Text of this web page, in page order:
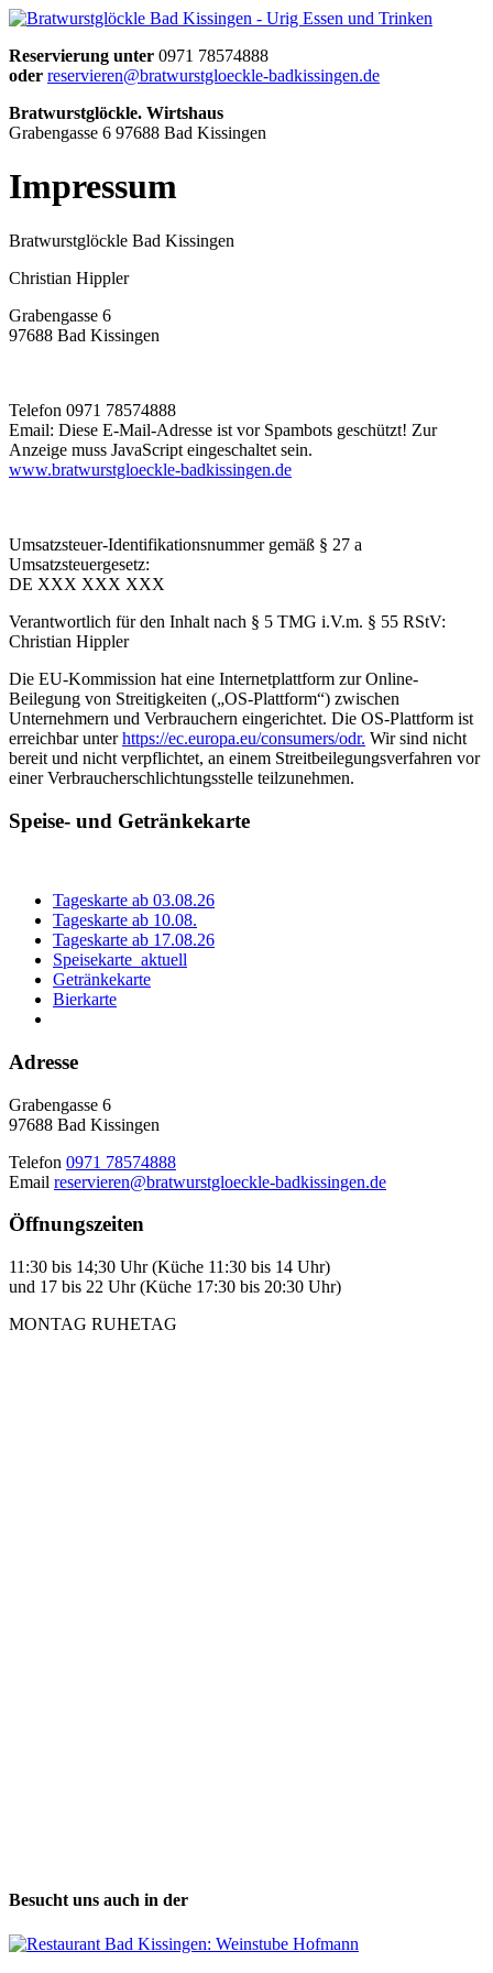
Reservierung unter 0971 78574888
oder reservieren@bratwurstgloeckle-badkissingen.de
Bratwurstglöckle. Wirtshaus
Grabengasse 6 97688 Bad Kissingen
Impressum
Bratwurstglöckle Bad Kissingen
Christian Hippler
Grabengasse 6
97688 Bad Kissingen
Telefon 0971 78574888
Email: Diese E-Mail-Adresse ist vor Spambots geschützt! Zur
Anzeige muss JavaScript eingeschaltet sein.
www.bratwurstgloeckle-badkissingen.de
Umsatzsteuer-Identifikationsnummer gemäß § 27 a
Umsatzsteuergesetz:
DE XXX XXX XXX
Verantwortlich für den Inhalt nach § 5 TMG i.V.m. § 55 RStV:
Christian Hippler
Die EU-Kommission hat eine Internetplattform zur Online-
Beilegung von Streitigkeiten („OS-Plattform“) zwischen
Unternehmern und Verbrauchern eingerichtet. Die OS-Plattform ist
erreichbar unterhttps://ec.europa.eu/consumers/odr. Wir sind nicht
bereit und nicht verpflichtet, an einem Streitbeilegungsverfahren vor
einer Verbraucherschlichtungsstelle teilzunehmen.
Speise- und Getränkekarte
Tageskarte ab 03.08.26
Tageskarte ab 10.08.
Tageskarte ab 17.08.26
Speisekarte_aktuell
Getränkekarte
Bierkarte
Adresse
Grabengasse 6
97688 Bad Kissingen
Telefon 0971 78574888
Email reservieren@bratwurstgloeckle-badkissingen.de
Öffnungszeiten
11:30 bis 14;30 Uhr (Küche 11:30 bis 14 Uhr)
und 17 bis 22 Uhr (Küche 17:30 bis 20:30 Uhr)
MONTAG RUHETAG
Besucht uns auch in der